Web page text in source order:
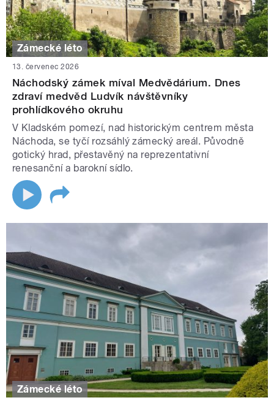
Zámecké léto
13. červenec 2026
Náchodský zámek míval Medvědárium. Dnes
zdraví medvěd Ludvík návštěvníky
prohlídkového okruhu
V Kladském pomezí, nad historickým centrem města
Náchoda, se tyčí rozsáhlý zámecký areál. Původně
gotický hrad, přestavěný na reprezentativní
renesanční a barokní sídlo.
Zámecké léto